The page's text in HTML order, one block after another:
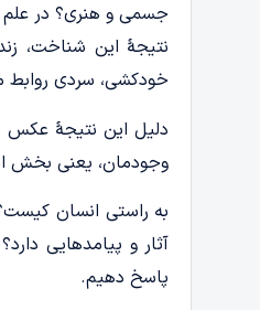
جسمی و هنری؟ در علم
نتیجۀ این شناخت،
خودکشی، سردی روابط
دلیل این نتیجۀ
وجودمان، یعنی بخش
به راستی انسان
آثار و پیامدهایی
پاسخ دهیم.